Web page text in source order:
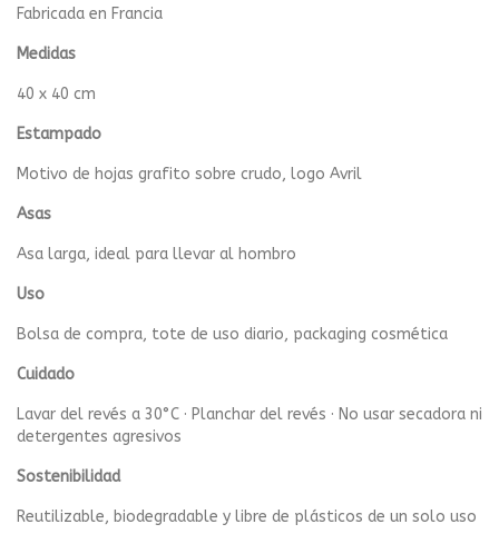
Fabricada en Francia
Medidas
40 x 40 cm
Estampado
Motivo de hojas grafito sobre crudo, logo Avril
Asas
Asa larga, ideal para llevar al hombro
Uso
Bolsa de compra, tote de uso diario, packaging cosmética
Cuidado
Lavar del revés a 30°C · Planchar del revés · No usar secadora ni
detergentes agresivos
Sostenibilidad
Reutilizable, biodegradable y libre de plásticos de un solo uso